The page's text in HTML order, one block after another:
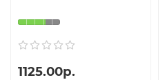
1125.00р.